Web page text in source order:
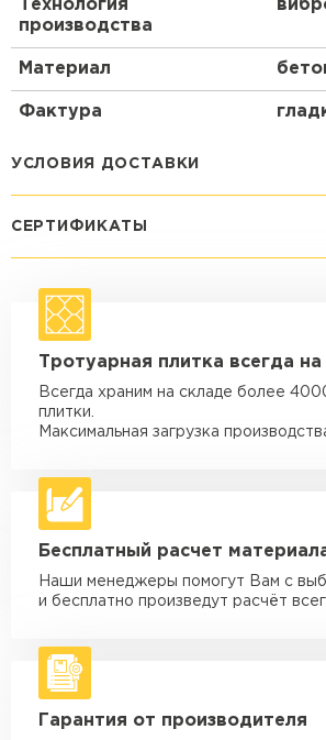
Технология
производства
Материал
Фактура
УСЛОВИЯ ДОСТАВКИ
макс. длина груза 4 м
Машина - 1,5 тн до 20 м3
макс. длина груза 4 м
Машина - 3,5 тн до 30 м3
макс. длина груза 6 м
макс. длина груза 6 м
Машина - 10 тн до 50 м3
макс. длина груза 8 м
Машина - 20 тн до 80 м3
Манипулятор до 5 тн
макс. длина груза 5 м
Манипулятор до 10 тн
СЕРТИФИКАТЫ
Тротуарная плитка всегда на
Всегда храним на складе более
плитки.
Максимальная загрузка
Бесплатный расчет
Наши менеджеры помогут Вам с
и бесплатно произведут расчёт
Гарантия от производителя